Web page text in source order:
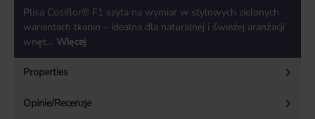
Plisa Cosiflor® F1 szyta na wymiar w stylowych zielonych
wariantach tkanin – idealna dla naturalnej i świeżej aranżacji
wnęt… Więcej
Properties
Opinie/Recenzje